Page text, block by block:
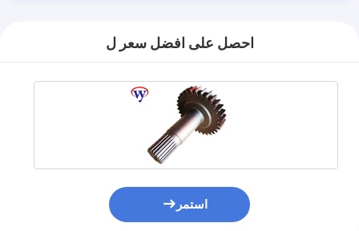
احصل على افضل سعر ل
استمر